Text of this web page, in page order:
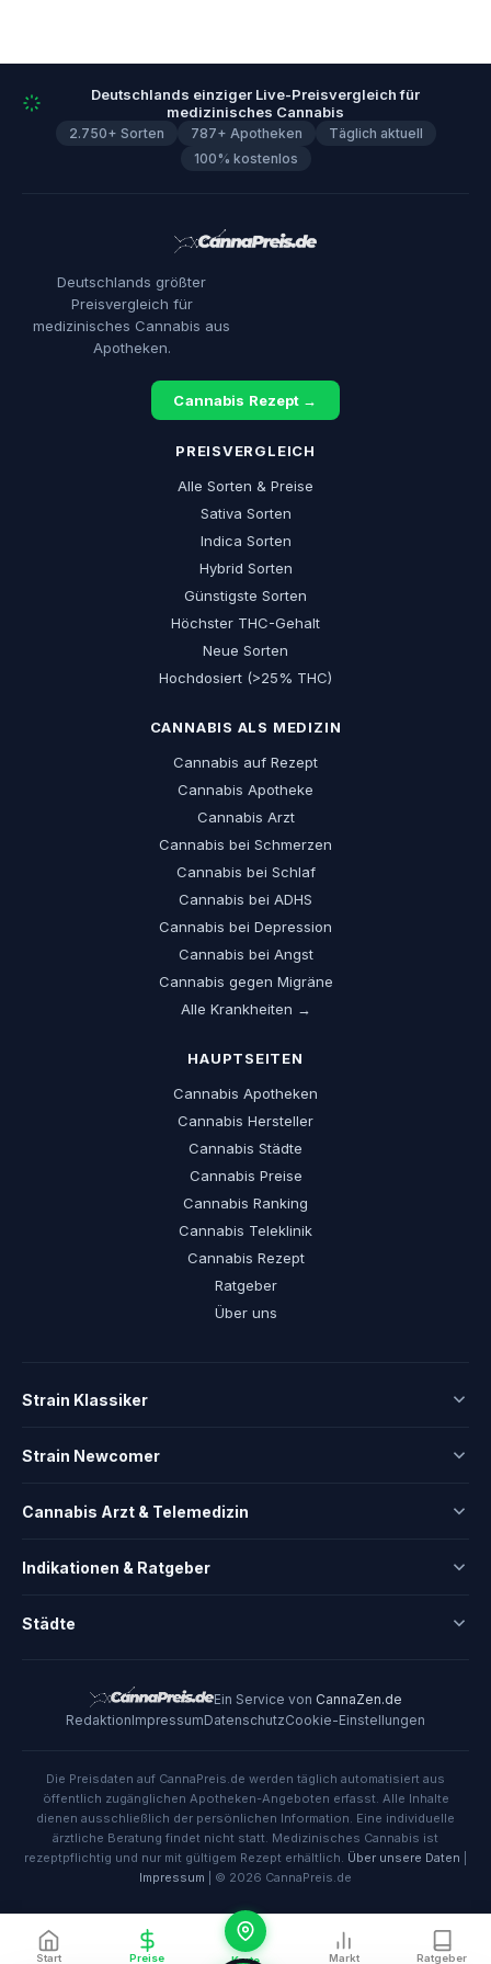
Deutschlands einziger Live-Preisvergleich für
medizinisches Cannabis
2.750+ Sorten 787+ Apotheken
Täglich aktuell
100% kostenlos
Deutschlands größter
Preisvergleich für
medizinisches Cannabis aus
Apotheken.
Cannabis Rezept →
PREISVERGLEICH
Alle Sorten & Preise
Sativa Sorten
Indica Sorten
Hybrid Sorten
Günstigste Sorten
Höchster THC-Gehalt
Neue Sorten
Hochdosiert (>25% THC)
CANNABIS ALS MEDIZIN
Cannabis auf Rezept
Cannabis Apotheke
Cannabis Arzt
Cannabis bei Schmerzen
Cannabis bei Schlaf
Cannabis bei ADHS
Cannabis bei Depression
Cannabis bei Angst
Cannabis gegen Migräne
Alle Krankheiten →
HAUPTSEITEN
Cannabis Apotheken
Cannabis Hersteller
Cannabis Städte
Cannabis Preise
Cannabis Ranking
Cannabis Teleklinik
Cannabis Rezept
Ratgeber
Über uns
Strain Klassiker
Strain Newcomer
Cannabis Arzt & Telemedizin
Indikationen & Ratgeber
Städte
Ein Service von CannaZen.de
RedaktionImpressumDatenschutzCookie-Einstellungen
Die Preisdaten auf CannaPreis.de werden täglich automatisiert aus
öffentlich zugänglichen Apotheken-Angeboten erfasst. Alle Inhalte
dienen ausschließlich der persönlichen Information. Eine individuelle
ärztliche Beratung findet nicht statt. Medizinisches Cannabis ist
rezeptpflichtig und nur mit gültigem Rezept erhältlich. Über unsere Daten
Impressum | © 2026 CannaPreis.de
Start Preise Karte Markt Ratgeber